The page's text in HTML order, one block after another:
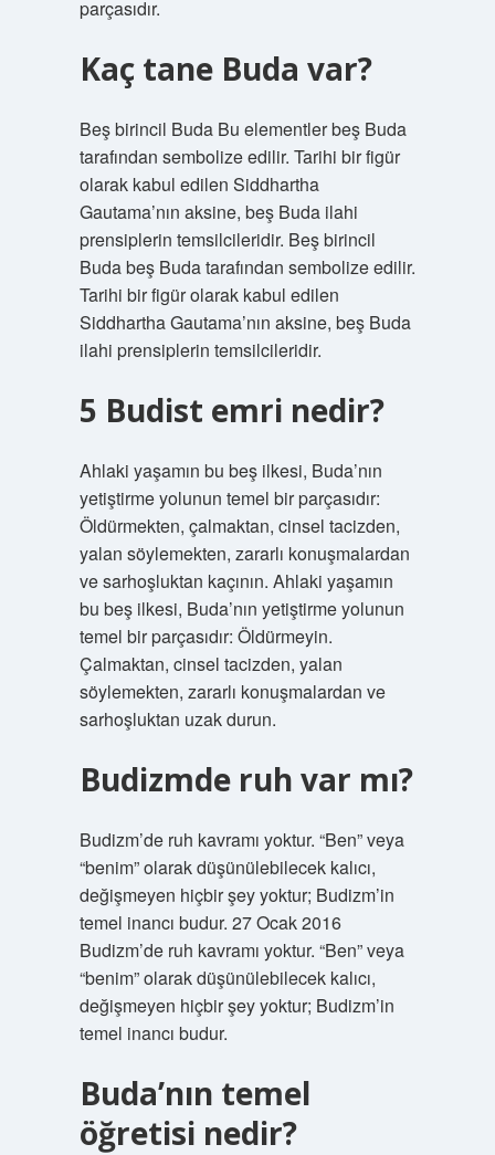
parçasıdır.
Kaç tane Buda var?
Beş birincil Buda Bu elementler beş Buda
tarafından sembolize edilir. Tarihi bir figür
olarak kabul edilen Siddhartha
Gautama’nın aksine, beş Buda ilahi
prensiplerin temsilcileridir. Beş birincil
Buda beş Buda tarafından sembolize edilir.
Tarihi bir figür olarak kabul edilen
Siddhartha Gautama’nın aksine, beş Buda
ilahi prensiplerin temsilcileridir.
5 Budist emri nedir?
Ahlaki yaşamın bu beş ilkesi, Buda’nın
yetiştirme yolunun temel bir parçasıdır:
Öldürmekten, çalmaktan, cinsel tacizden,
yalan söylemekten, zararlı konuşmalardan
ve sarhoşluktan kaçının. Ahlaki yaşamın
bu beş ilkesi, Buda’nın yetiştirme yolunun
temel bir parçasıdır: Öldürmeyin.
Çalmaktan, cinsel tacizden, yalan
söylemekten, zararlı konuşmalardan ve
sarhoşluktan uzak durun.
Budizmde ruh var mı?
Budizm’de ruh kavramı yoktur. “Ben” veya
“benim” olarak düşünülebilecek kalıcı,
değişmeyen hiçbir şey yoktur; Budizm’in
temel inancı budur. 27 Ocak 2016
Budizm’de ruh kavramı yoktur. “Ben” veya
“benim” olarak düşünülebilecek kalıcı,
değişmeyen hiçbir şey yoktur; Budizm’in
temel inancı budur.
Buda’nın temel
öğretisi nedir?